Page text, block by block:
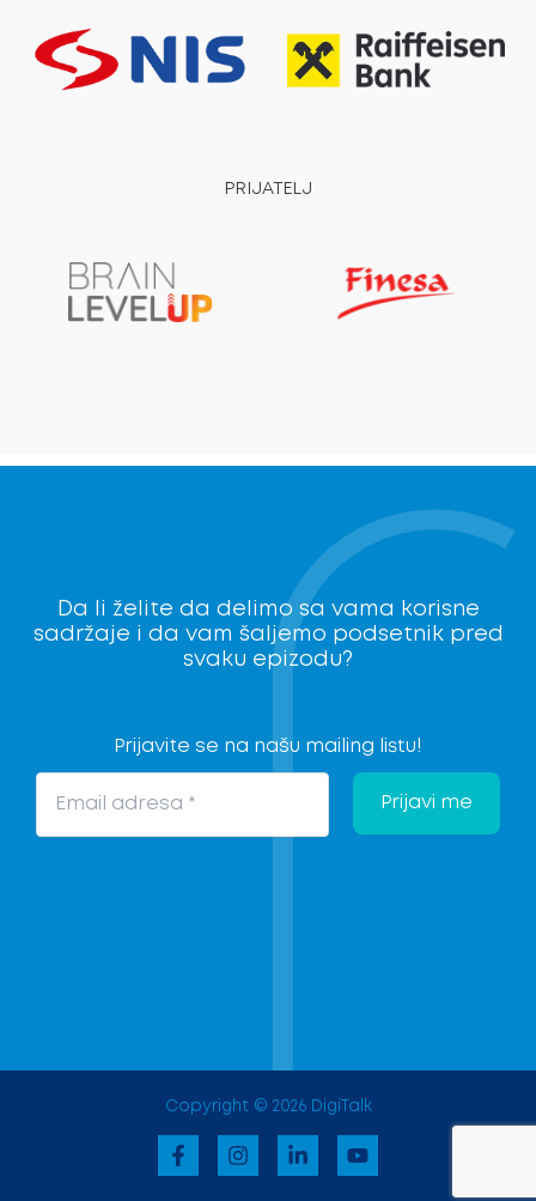
PRIJATELJ
Da li želite da delimo sa vama korisne
sadržaje i da vam šaljemo podsetnik pred
svaku epizodu?
Prijavite se na našu mailing listu!
Copyright © 2026 DigiTalk